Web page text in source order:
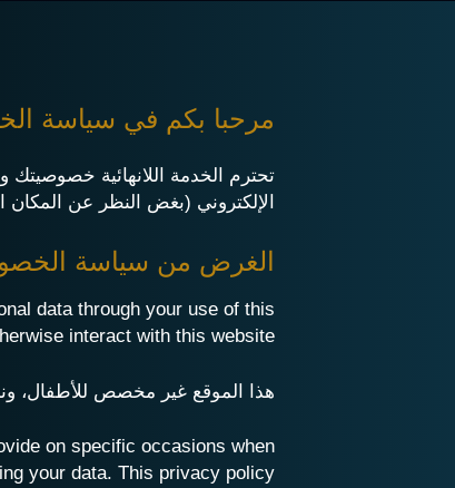
مرحبا بكم في سياسة
تحترم الخدمة اللانهائية خصوصيتك
الإلكتروني (بغض النظر عن
الغرض من سياسة
data through your use of this
interact with this website.
هذا الموقع غير مخصص للأطفال،
on specific occasions when
your data. This privacy policy